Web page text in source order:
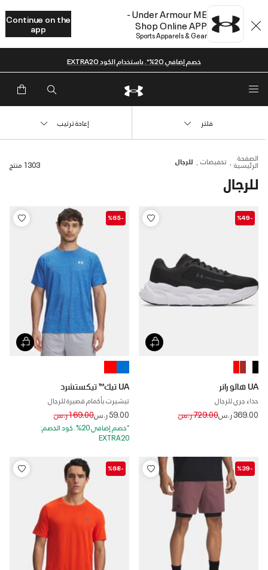
Under Armour ME -
Shop Online APP
Sports Apparels & Gear
Continue on the
app
خصم إضافي 20%*. باستخدام الكود EXTRA20
الصفحة
الرئيسية تخفيضات للرجال
للرجال
1303 منتج
فلتر إعادة ترتيب
-%49
UA هالو رانر
حذاء جري للرجال
369.00 ر.س Price reduced from
729.00 ر.س to
-%65
UA تيك™ تيكستشرد
تيشيرت بأكمام قصيرة للرجال
59.00 ر.س Price reduced from
169.00 ر.س to
*خصم إضافي 20%. كود الخصم:
EXTRA20
-%39
-%68